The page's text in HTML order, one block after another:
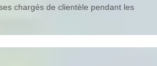
chargés de clientèle pendant les